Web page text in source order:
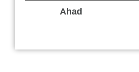
Ahad